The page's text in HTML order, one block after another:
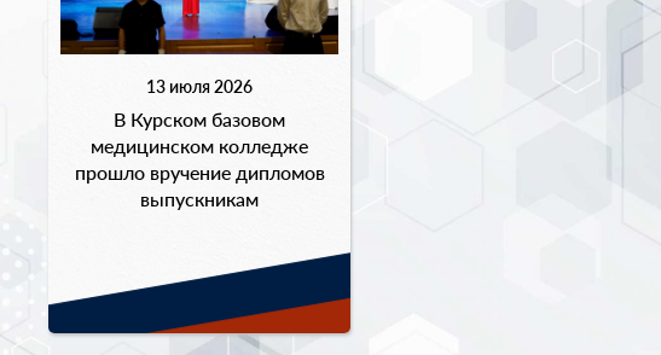
13 июля 2026
В Курском базовом
медицинском колледже
прошло вручение дипломов
выпускникам